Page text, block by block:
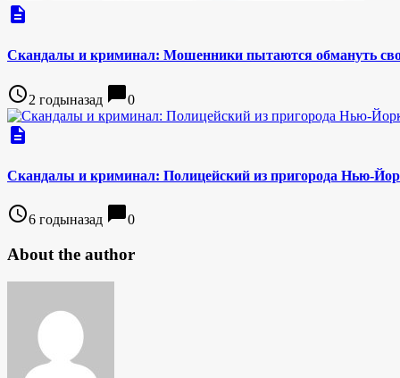
description
Скандалы и криминал: Мошенники пытаются обмануть
access_time2 годыназад chat_bubble0
description
Скандалы и криминал: Полицейский из пригорода Нью-
access_time6 годыназад chat_bubble0
About the author